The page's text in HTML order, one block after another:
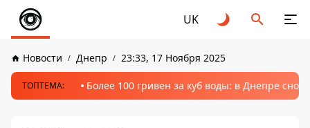
UK
Новости Днепр 23:33, 17 Ноября 2025
ТОПТЕМА: Более 100 гривен за куб воды: в Днепре